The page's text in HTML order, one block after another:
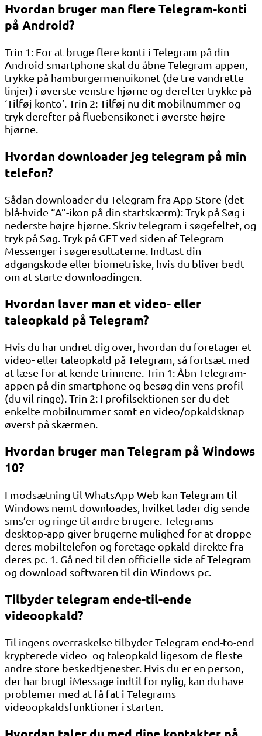
Hvordan bruger man flere Telegram-konti
på Android?
Trin 1: For at bruge flere konti i Telegram på din
Android-smartphone skal du åbne Telegram-appen,
trykke på hamburgermenuikonet (de tre vandrette
linjer) i øverste venstre hjørne og derefter trykke på
‘Tilføj konto’. Trin 2: Tilføj nu dit mobilnummer og
tryk derefter på fluebensikonet i øverste højre
hjørne.
Hvordan downloader jeg telegram på min
telefon?
Sådan downloader du Telegram fra App Store (det
blå-hvide “A”-ikon på din startskærm): Tryk på Søg i
nederste højre hjørne. Skriv telegram i søgefeltet, og
tryk på Søg. Tryk på GET ved siden af ​​Telegram
Messenger i søgeresultaterne. Indtast din
adgangskode eller biometriske, hvis du bliver bedt
om at starte downloadingen.
Hvordan laver man et video- eller
taleopkald på Telegram?
Hvis du har undret dig over, hvordan du foretager et
video- eller taleopkald på Telegram, så fortsæt med
at læse for at kende trinnene. Trin 1: Åbn Telegram-
appen på din smartphone og besøg din vens profil
(du vil ringe). Trin 2: I profilsektionen ser du det
enkelte mobilnummer samt en video/opkaldsknap
øverst på skærmen.
Hvordan bruger man Telegram på Windows
10?
I modsætning til WhatsApp Web kan Telegram til
Windows nemt downloades, hvilket lader dig sende
sms’er og ringe til andre brugere. Telegrams
desktop-app giver brugerne mulighed for at droppe
deres mobiltelefon og foretage opkald direkte fra
deres pc. 1. Gå ned til den officielle side af Telegram
og download softwaren til din Windows-pc.
Tilbyder telegram ende-til-ende
videoopkald?
Til ingens overraskelse tilbyder Telegram end-to-end
krypterede video- og taleopkald ligesom de fleste
andre store beskedtjenester. Hvis du er en person,
der har brugt iMessage indtil for nylig, kan du have
problemer med at få fat i Telegrams
videoopkaldsfunktioner i starten.